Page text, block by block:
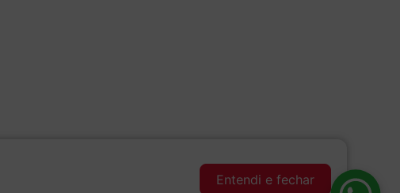
Entendi e fechar